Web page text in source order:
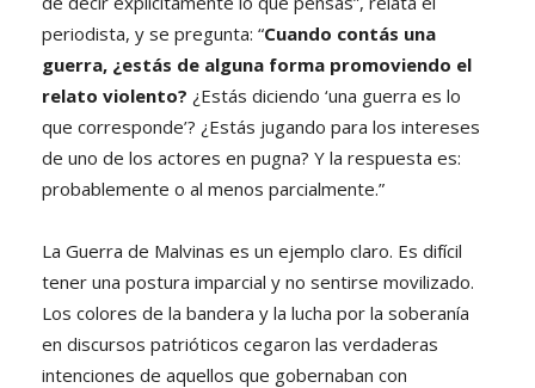
periodista, y se pregunta: “Cuando contás una
guerra, ¿estás de alguna forma promoviendo el
relato violento? ¿Estás diciendo ‘una guerra es lo
que corresponde’? ¿Estás jugando para los intereses
de uno de los actores en pugna? Y la respuesta es:
probablemente o al menos parcialmente.”
La Guerra de Malvinas es un ejemplo claro. Es difícil
tener una postura imparcial y no sentirse movilizado.
Los colores de la bandera y la lucha por la soberanía
en discursos patrióticos cegaron las verdaderas
intenciones de aquellos que gobernaban con